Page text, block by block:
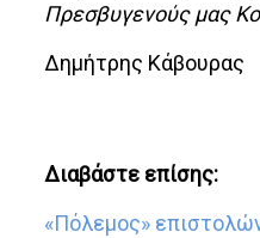
Πρεσβυγενούς μας
Δημήτρης Κάβουρας
Διαβάστε επίσης:
«Πόλεμος»